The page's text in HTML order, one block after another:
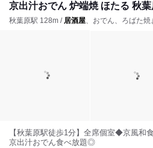
京出汁おでん 炉端焼 ほたる 秋
秋葉原駅 128m / 居酒屋、おでん、ろばた焼
【秋葉原駅徒歩1分】全席個室◆京風和
京出汁おでん食べ放題◎